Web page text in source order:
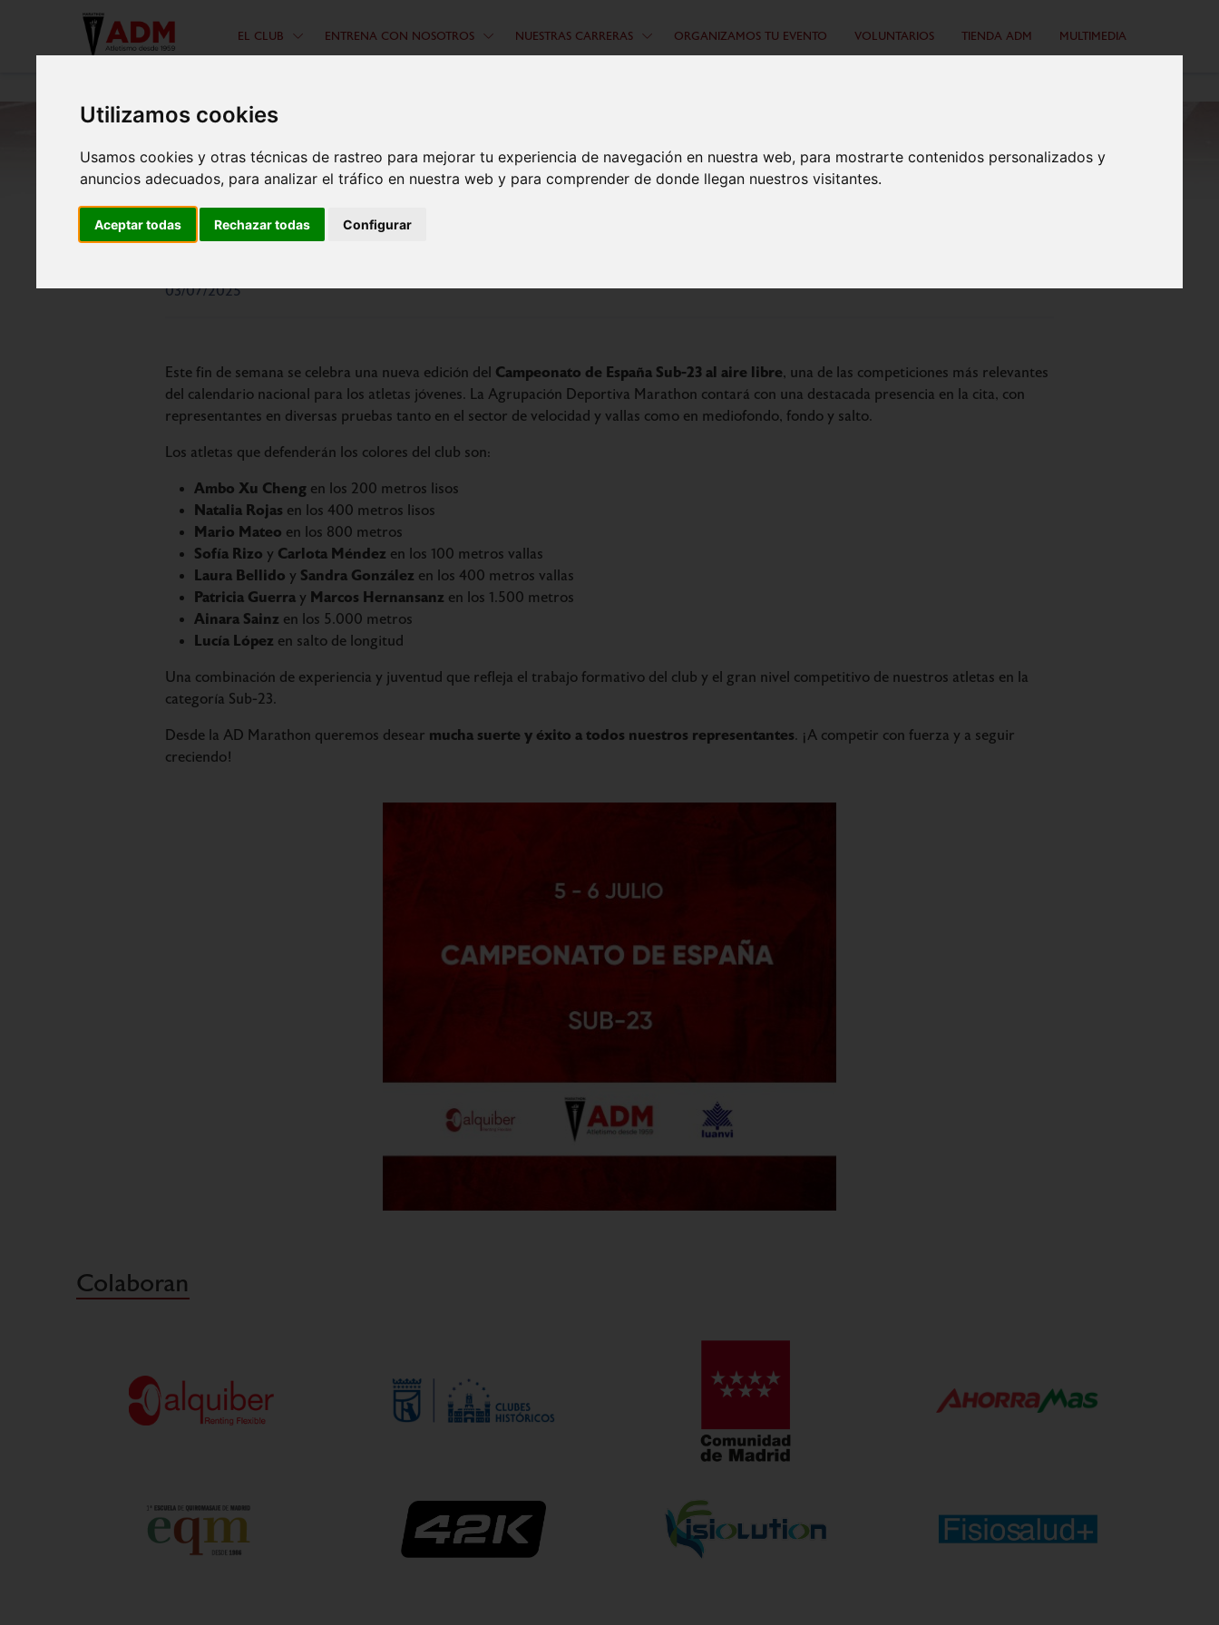
Utilizamos cookies
Usamos cookies y otras técnicas de rastreo para mejorar tu experiencia de navegación en nuestra web, para mostrarte contenidos personalizados y
anuncios adecuados, para analizar el tráfico en nuestra web y para comprender de donde llegan nuestros visitantes.
Aceptar todas Rechazar todas Configurar
EL CLUB ENTRENA CON NOSOTROS NUESTRAS CARRERAS ORGANIZAMOS TU EVENTO VOLUNTARIOS TIENDA ADM MULTIMEDIA
La A.D. Marathon rumbo al Campeonato de España Sub-23
03/07/2025
Este fin de semana se celebra una nueva edición del Campeonato de España Sub-23 al aire libre, una de las competiciones más relevantes
del calendario nacional para los atletas jóvenes. La Agrupación Deportiva Marathon contará con una destacada presencia en la cita, con
representantes en diversas pruebas tanto en el sector de velocidad y vallas como en mediofondo, fondo y salto.
Los atletas que defenderán los colores del club son:
Ambo Xu Cheng en los 200 metros lisos
Natalia Rojas en los 400 metros lisos
Mario Mateo en los 800 metros
Sofía Rizo y Carlota Méndez en los 100 metros vallas
Laura Bellido y Sandra González en los 400 metros vallas
Patricia Guerra y Marcos Hernansanz en los 1.500 metros
Ainara Sainz en los 5.000 metros
Lucía López en salto de longitud
Una combinación de experiencia y juventud que refleja el trabajo formativo del club y el gran nivel competitivo de nuestros atletas en la
categoría Sub-23.
Desde la AD Marathon queremos desear mucha suerte y éxito a todos nuestros representantes. ¡A competir con fuerza y a seguir
creciendo!
Colaboran